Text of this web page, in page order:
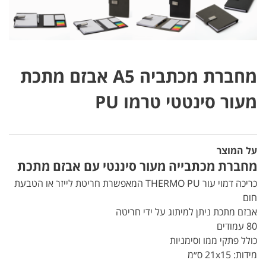
מחברת מכתביה A5 אבזם מתכת
מעור סינטטי טרמו PU
על המוצר
מחברת מכתבייה מעור סיננטי עם אבזם מתכת
כריכה דמוי עור THERMO PU המאפשרת חריטת לייזר או הטבעת
חום
אבזם מתכת ניתן למיתוג על ידי חריטה
80 עמודים
כולל פתקי ממו וסימניות
מידות: 21x15 ס״מ